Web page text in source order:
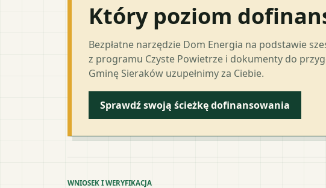
Który poziom
Bezpłatne narzędzie Dom Energia na podstawie
z programu Czyste Powietrze i dokumenty do
Gminę Sieraków uzupełnimy za Ciebie.
Sprawdź swoją ścieżkę dofinansowania
WNIOSEK I WERYFIKACJA